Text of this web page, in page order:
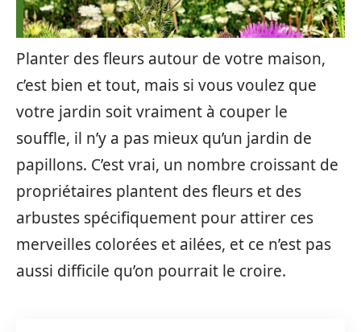
Planter des fleurs autour de votre maison,
c’est bien et tout, mais si vous voulez que
votre jardin soit vraiment à couper le
souffle, il n’y a pas mieux qu’un jardin de
papillons. C’est vrai, un nombre croissant de
propriétaires plantent des fleurs et des
arbustes spécifiquement pour attirer ces
merveilles colorées et ailées, et ce n’est pas
aussi difficile qu’on pourrait le croire.